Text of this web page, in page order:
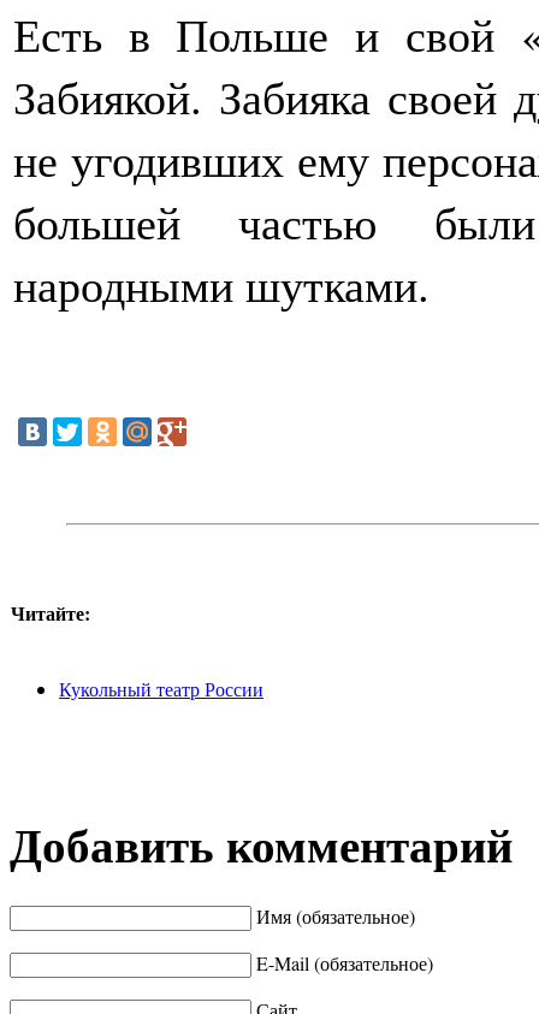
Есть в Польше и свой
Забиякой. Забияка своей
не угодивших ему
большей частью
народными шутками.
Читайте:
Кукольный театр России
Добавить комментарий
Имя (обязательное)
E-Mail (обязательное)